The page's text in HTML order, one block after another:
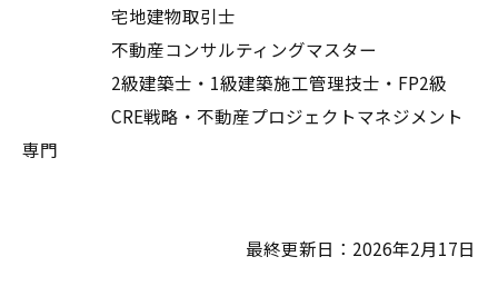
宅地建物取引士
不動産コンサルティングマスター
2級建築士・1級建築施工管理技士・FP2級
CRE戦略・不動産プロジェクトマネジメント
専門
最終更新日：2026年2月17日